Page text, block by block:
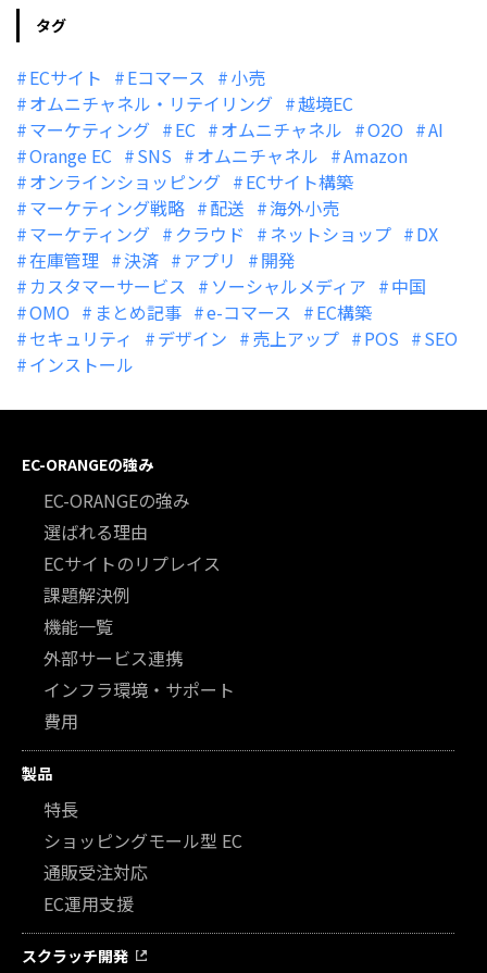
タグ
ECサイト Eコマース
小売
オムニチャネル・リテイリング
越境EC
マーケティング
EC オムニチャネル O2O
AI
Orange EC
SNS オムニチャネル
Amazon
オンラインショッピング
ECサイト構築
マーケティング戦略
配送
海外小売
マーケティング
クラウド ネットショップ
DX
在庫管理
決済 アプリ
開発
カスタマーサービス
ソーシャルメディア
中国
OMO
まとめ記事 e-コマース
EC構築
セキュリティ
デザイン 売上アップ POS
SEO
インストール
EC-ORANGEの強み
EC-ORANGEの強み
選ばれる理由
ECサイトのリプレイス
課題解決例
機能一覧
外部サービス連携
インフラ環境・サポート
費用
製品
特長
ショッピングモール型 EC
通販受注対応
EC運用支援
スクラッチ開発